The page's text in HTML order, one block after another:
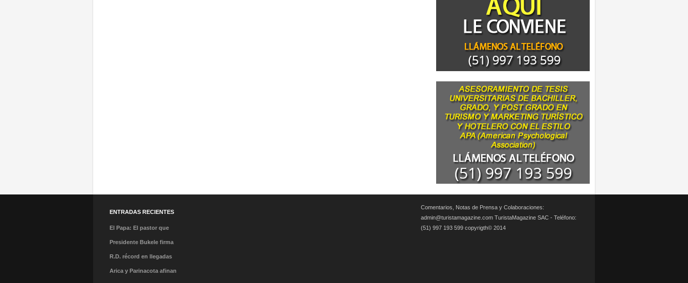
ENTRADAS RECIENTES
El Papa: El pastor que
caminó en la tormenta y
el milagro de su llegada
Presidente Bukele firma
acuerdo que abre nueva
R.D. récord en llegadas
con 7,7 millones de
Arica y Parinacota afinan
Comentarios, Notas de Prensa y Colaboraciones:
admin@turistamagazine.com TuristaMagazine SAC - Teléfono:
(51) 997 193 599 copyrigth© 2014